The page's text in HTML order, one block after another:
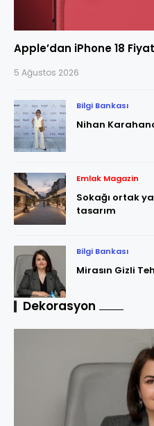
Apple’dan iPhone 18
5 Ağustos 2026
Bilgi Bankası
Nihan
Emlak Magazin
Sokağı ortak
tasarım
Bilgi Bankası
Mirasın Gizli
Dekorasyon